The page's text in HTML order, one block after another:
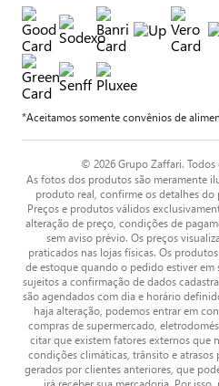
*Aceitamos somente convênios de
© 2026 Grupo Zaffari. Todos
As fotos dos produtos são meramente
produto real, confirme os detalhes
Preços e produtos válidos
alteração de preço, condições de
sem aviso prévio. Os preços
praticados nas lojas físicas. Os
de estoque quando o pedido estiver em
sujeitos a confirmação de dados
são agendados com dia e horário
haja alteração, podemos entrar em
compras de supermercado,
citar que existem fatores externos que
condições climáticas, trânsito e atrasos
gerados por clientes anteriores, que